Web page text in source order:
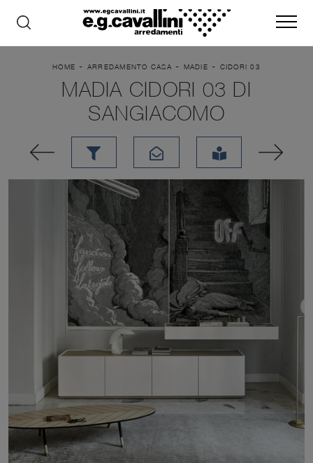
HOME - ARREDAMENTO CASA - MADIE - CIDORI 03
MADIA CIDORI 03 DI
SANGIACOMO